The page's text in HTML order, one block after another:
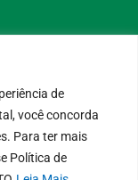
de
você concorda
Para ter mais
Política de
transparência
Pública